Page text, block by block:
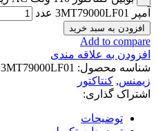
آمپر 3MT79000LF01 عدد
افزودن به سبد خرید
Add to compare
افزودن به علاقه مندی
شناسه محصول: 3MT79000LF01
زیمنس, کنتاکتور
اشتراک گذاری:
توضیحات